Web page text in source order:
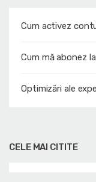
Cum activez
Cum mă abonez
Optimizări ale
CELE MAI CITITE